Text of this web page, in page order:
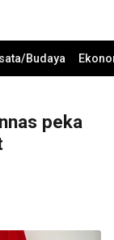
Budaya
peka